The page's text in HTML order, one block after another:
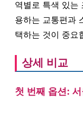
역별로 특색 있는
용하는 교통편과
택하는 것이 중요
상세 비교
첫 번째 옵션: